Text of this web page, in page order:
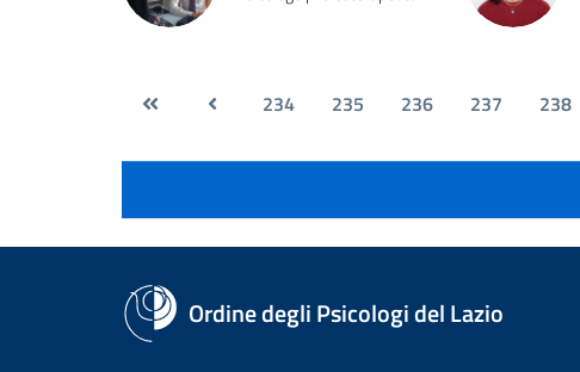
234 235 236 237 238
Ordine degli Psicologi del Lazio